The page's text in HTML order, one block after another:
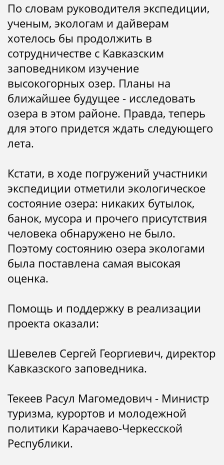
По словам руководителя экспедиции,
ученым, экологам и дайверам
хотелось бы продолжить в
сотрудничестве с Кавказским
заповедником изучение
высокогорных озер. Планы на
ближайшее будущее - исследовать
озера в этом районе. Правда, теперь
для этого придется ждать следующего
лета.
Кстати, в ходе погружений участники
экспедиции отметили экологическое
состояние озера: никаких бутылок,
банок, мусора и прочего присутствия
человека обнаружено не было.
Поэтому состоянию озера экологами
была поставлена самая высокая
оценка.
Помощь и поддержку в реализации
проекта оказали:
Шевелев Сергей Георгиевич, директор
Кавказского заповедника.
Текеев Расул Магомедович - Министр
туризма, курортов и молодежной
политики Карачаево-Черкесской
Республики.